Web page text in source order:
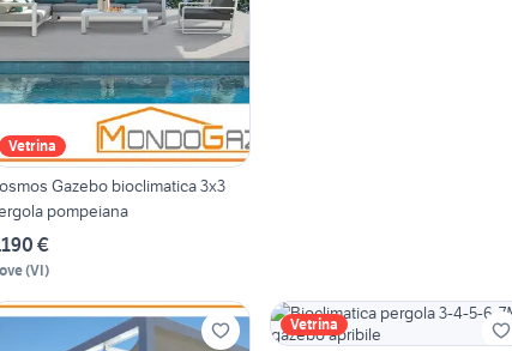
Vetrina
Gazebo bioclimatica 3x3
pompeiana
€
(VI)
Vetrina